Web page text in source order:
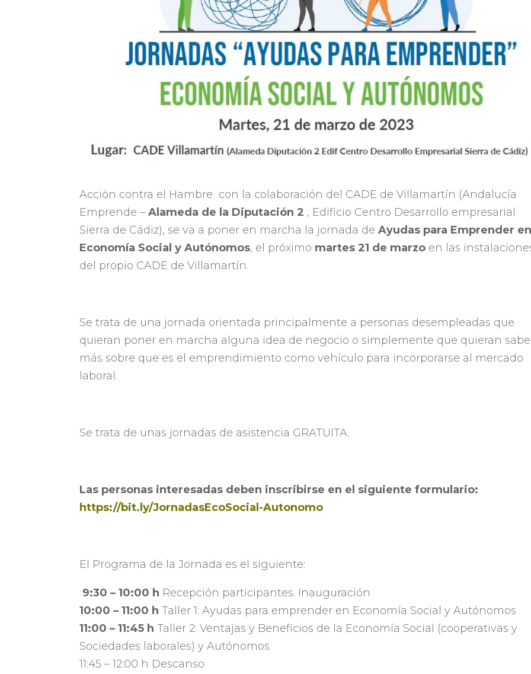
Acción contra el Hambre con la colaboración del CADE de Villamartín (Andalucía
Emprende –Alameda de la Diputación 2 , Edificio Centro Desarrollo empresarial
Sierra de Cádiz), se va a poner en marcha la jornada deAyudas para Emprender en
Economía Social y Autónomos, el próximo martes 21 de marzo en las
del propio CADE de Villamartín.
Se trata de una jornada orientada principalmente a personas desempleadas que
quieran poner en marcha alguna idea de negocio o simplemente que quieran
más sobre que es el emprendimiento como vehículo para incorporarse al mercado
laboral.
Se trata de unas jornadas de asistencia GRATUITA.
Las personas interesadas deben inscribirse en el siguiente formulario:
https://bit.ly/JornadasEcoSocial-Autonomo
El Programa de la Jornada es el siguiente:
9:30 – 10:00 h Recepción participantes. Inauguración
10:00 – 11:00 h Taller 1: Ayudas para emprender en Economía Social y Autónomos
11:00 – 11:45 h Taller 2: Ventajas y Beneficios de la Economía Social (cooperativas y
Sociedades laborales) y Autónomos
11:45 – 12:00 h Descanso